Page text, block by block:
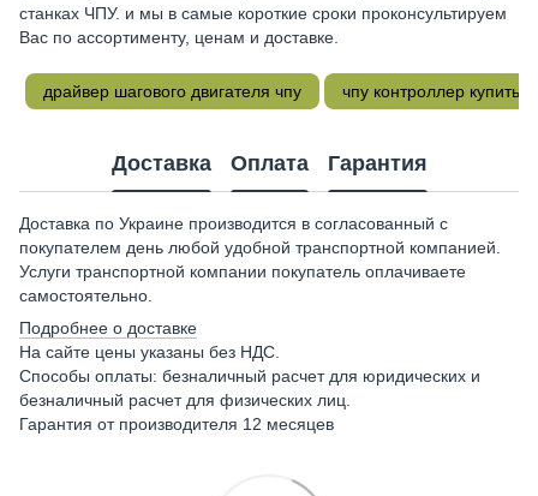
станках ЧПУ. и мы в самые короткие сроки проконсультируем
Вас по ассортименту, ценам и доставке.
драйвер шагового двигателя чпу чпу контроллер купить
Доставка Оплата Гарантия
Доставка по Украине производится в согласованный с
покупателем день любой удобной транспортной компанией.
Услуги транспортной компании покупатель оплачиваете
самостоятельно.
Подробнее о доставке
На сайте цены указаны без НДС.
Способы оплаты: безналичный расчет для юридических и
безналичный расчет для физических лиц.
Гарантия от производителя 12 месяцев